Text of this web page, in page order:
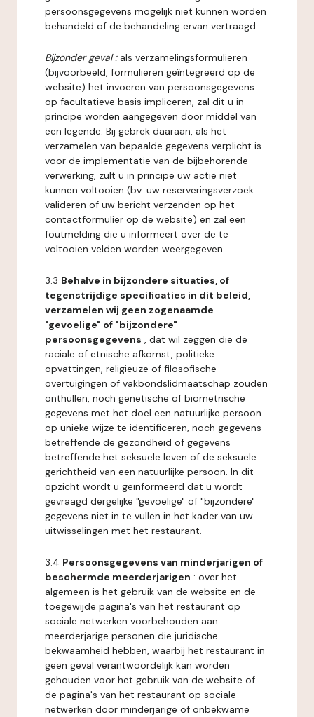
persoonsgegevens mogelijk niet kunnen worden
behandeld of de behandeling ervan vertraagd.
Bijzonder geval : als verzamelingsformulieren
(bijvoorbeeld, formulieren geïntegreerd op de
website) het invoeren van persoonsgegevens
op facultatieve basis impliceren, zal dit u in
principe worden aangegeven door middel van
een legende. Bij gebrek daaraan, als het
verzamelen van bepaalde gegevens verplicht is
voor de implementatie van de bijbehorende
verwerking, zult u in principe uw actie niet
kunnen voltooien (bv: uw reserveringsverzoek
valideren of uw bericht verzenden op het
contactformulier op de website) en zal een
foutmelding die u informeert over de te
voltooien velden worden weergegeven.
3.3 Behalve in bijzondere situaties, of
tegenstrijdige specificaties in dit beleid,
verzamelen wij geen zogenaamde
"gevoelige" of "bijzondere"
persoonsgegevens , dat wil zeggen die de
raciale of etnische afkomst, politieke
opvattingen, religieuze of filosofische
overtuigingen of vakbondslidmaatschap zouden
onthullen, noch genetische of biometrische
gegevens met het doel een natuurlijke persoon
op unieke wijze te identificeren, noch gegevens
betreffende de gezondheid of gegevens
betreffende het seksuele leven of de seksuele
gerichtheid van een natuurlijke persoon. In dit
opzicht wordt u geïnformeerd dat u wordt
gevraagd dergelijke "gevoelige" of "bijzondere"
gegevens niet in te vullen in het kader van uw
uitwisselingen met het restaurant.
3.4 Persoonsgegevens van minderjarigen of
beschermde meerderjarigen : over het
algemeen is het gebruik van de website en de
toegewijde pagina's van het restaurant op
sociale netwerken voorbehouden aan
meerderjarige personen die juridische
bekwaamheid hebben, waarbij het restaurant in
geen geval verantwoordelijk kan worden
gehouden voor het gebruik van de website of
de pagina's van het restaurant op sociale
netwerken door minderjarige of onbekwame